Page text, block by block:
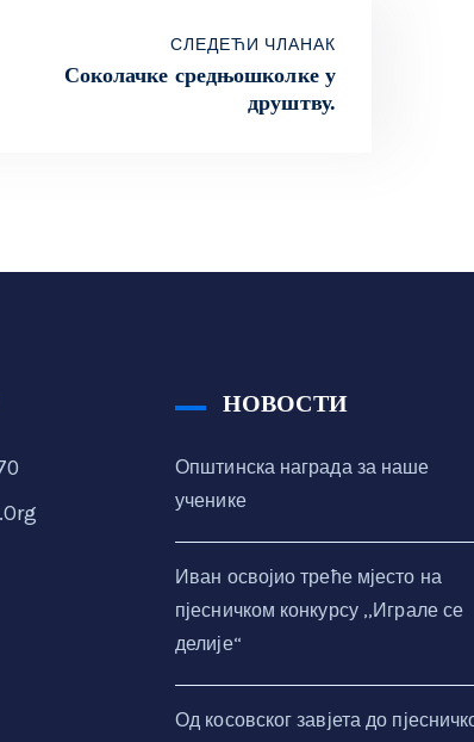
СЛЕДЕЋИ ЧЛАНАК
Соколачке средњошколке у
друштву.
НОВОСТИ
Општинска награда за наше
ученике
Иван освојио треће мјесто на
пјесничком конкурсу ,,Играле се
делије“
Од косовског завјета до